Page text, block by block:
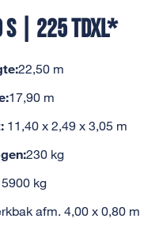
S | 225 TDXL*
22,50 m
17,90 m
11,40 x 2,49 x 3,05 m
230 kg
kg
afm. 4,00 x 0,80 m